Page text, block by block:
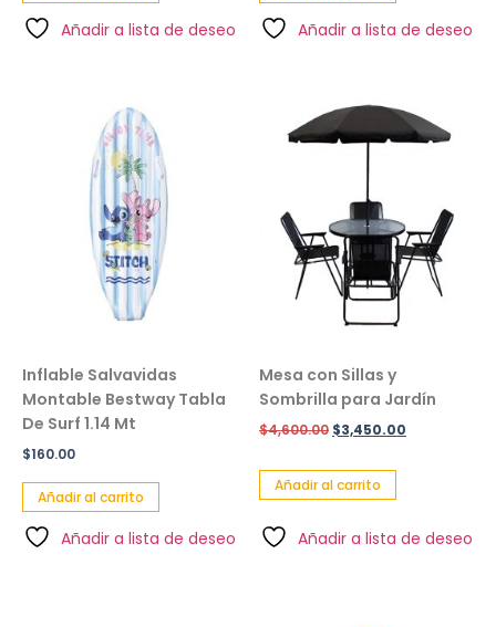
Añadir a lista de deseo Añadir a lista de deseo
Inflable Salvavidas
Montable Bestway Tabla
De Surf 1.14 Mt
$160.00
Añadir al carrito
Añadir a lista de deseo
Mesa con Sillas y
Sombrilla para Jardín
$4,600.00 $3,450.00
Añadir al carrito
Añadir a lista de deseo